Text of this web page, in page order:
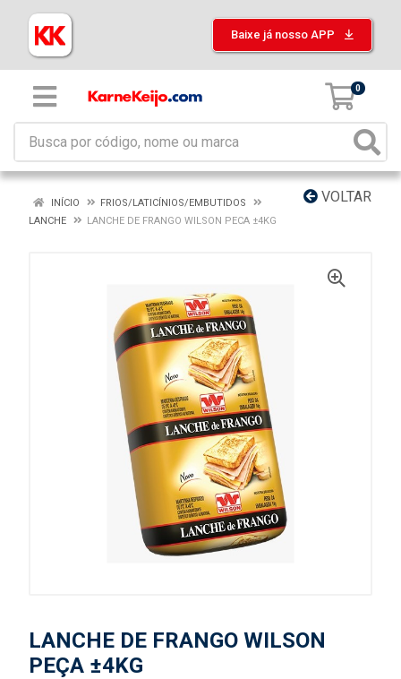
Baixe já nosso APP
0
VOLTAR
INÍCIO
FRIOS/LATICÍNIOS/EMBUTIDOS
LANCHE
LANCHE DE FRANGO WILSON PECA ±4KG
LANCHE DE FRANGO WILSON
PEÇA ±4KG